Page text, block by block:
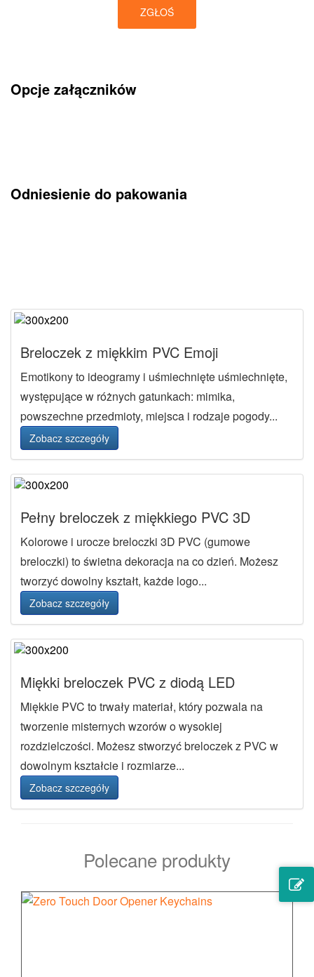
ZGŁOŚ
Opcje załączników
Odniesienie do pakowania
Breloczek z miękkim PVC Emoji
Emotikony to ideogramy i uśmiechnięte uśmiechnięte,
występujące w różnych gatunkach: mimika,
powszechne przedmioty, miejsca i rodzaje pogody...
Zobacz szczegóły
Pełny breloczek z miękkiego PVC 3D
Kolorowe i urocze breloczki 3D PVC (gumowe
breloczki) to świetna dekoracja na co dzień. Możesz
tworzyć dowolny kształt, każde logo...
Zobacz szczegóły
Miękki breloczek PVC z diodą LED
Miękkie PVC to trwały materiał, który pozwala na
tworzenie misternych wzorów o wysokiej
rozdzielczości. Możesz stworzyć breloczek z PVC w
dowolnym kształcie i rozmiarze...
Zobacz szczegóły
Polecane produkty